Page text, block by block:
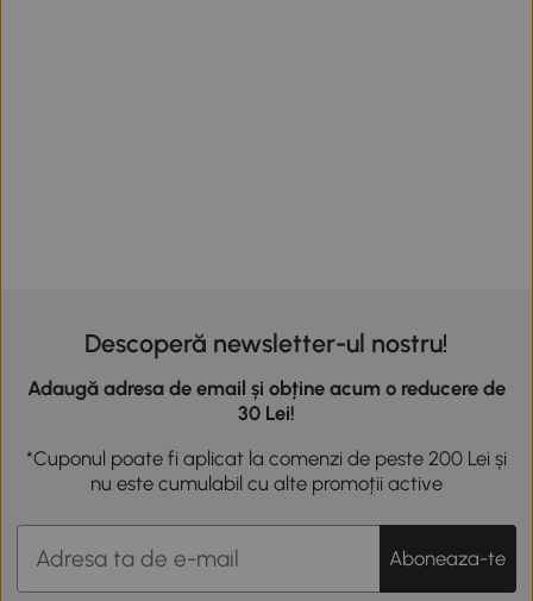
Descoperă newsletter-ul nostru!
Adaugă adresa de email și obține acum o reducere de
30 Lei!
*Cuponul poate fi aplicat la comenzi de peste 200 Lei și
nu este cumulabil cu alte promoții active
Aboneaza-te